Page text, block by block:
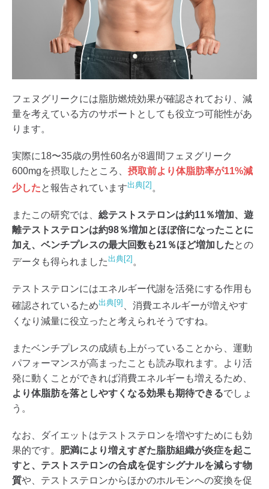
フェヌグリークには脂肪燃焼効果が確認されており、減
量を考えている方のサポートとしても役立つ可能性があ
ります。
実際に18〜35歳の男性60名が8週間フェヌグリーク
600mgを摂取したところ、 摂取前より体脂肪率が11%減
少したと報告されています出典[2] 。
またこの研究では、 総テストステロンは約11％増加、遊
離テストステロンは約98％増加とほぼ倍になったことに
加え、ベンチプレスの最大回数も21％ほど増加したとの
データも得られました出典[2] 。
テストステロンにはエネルギー代謝を活発にする作用も
確認されているため出典[9] 、消費エネルギーが増えやす
くなり減量に役立ったと考えられそうですね。
またベンチプレスの成績も上がっていることから、運動
パフォーマンスが高まったことも読み取れます。より活
発に動くことができれば消費エネルギーも増えるため、
より体脂肪を落としやすくなる効果も期待できるでしょ
う。
なお、ダイエットはテストステロンを増やすためにも効
果的です。 肥満により増えすぎた脂肪組織が炎症を起こ
すと、テストステロンの合成を促すシグナルを減らす物
質や、テストステロンからほかのホルモンへの変換を促